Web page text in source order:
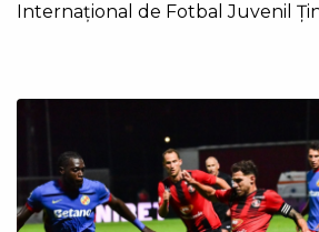
Internațional de Fotbal Juvenil